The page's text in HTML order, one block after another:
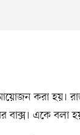
করা হয়।
বাক্স। একে বলা